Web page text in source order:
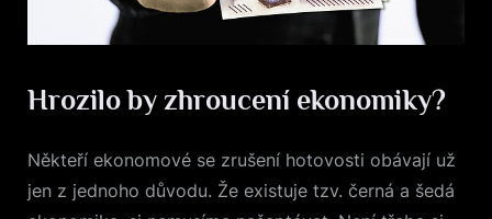
Hrozilo by zhroucení ekonomiky?
Někteří ekonomové se zrušení hotovosti obávají už
jen z jednoho důvodu. Že existuje tzv. černá a šedá